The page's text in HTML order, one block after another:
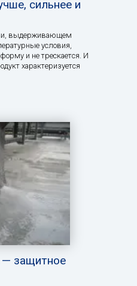
сильнее и
выдерживающем
условия,
и не трескается. И
характеризуется
защитное